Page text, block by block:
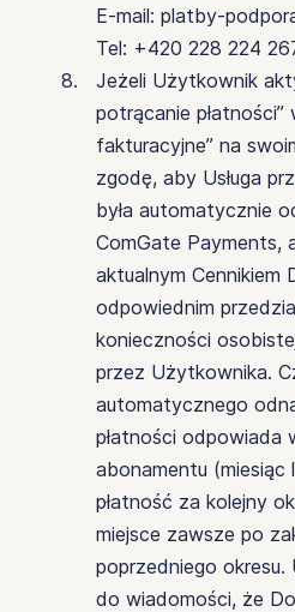
E-mail: platby-
Tel: +420 228 224
Jeżeli Użytkownik
potrącanie płatności”
fakturacyjne” na
zgodę, aby Usługa
była automatycznie
ComGate Payments,
aktualnym Cennikiem
odpowiednim
konieczności
przez Użytkownika.
automatycznego
płatności odpowiada
abonamentu (miesiąc
płatność za kolejny
miejsce zawsze po
poprzedniego
do wiadomości, że